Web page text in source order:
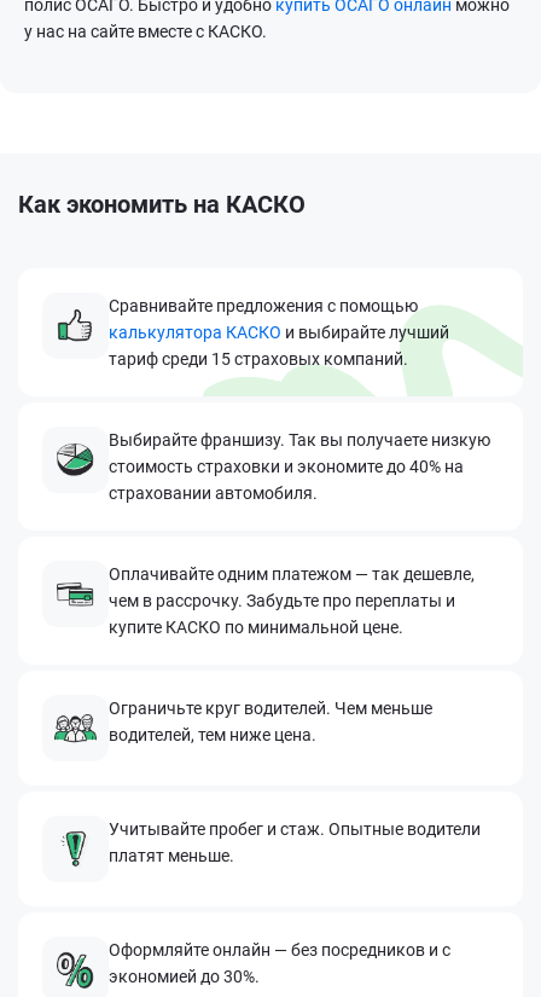
полис ОСАГО. Быстро и удобно купить ОСАГО онлайн можно
у нас на сайте вместе с КАСКО.
Как экономить на КАСКО
Сравнивайте предложения с помощью
калькулятора КАСКО и выбирайте лучший
тариф среди 15 страховых компаний.
Выбирайте франшизу. Так вы получаете низкую
стоимость страховки и экономите до 40% на
страховании автомобиля.
Оплачивайте одним платежом — так дешевле,
чем в рассрочку. Забудьте про переплаты и
купите КАСКО по минимальной цене.
Ограничьте круг водителей. Чем меньше
водителей, тем ниже цена.
Учитывайте пробег и стаж. Опытные водители
платят меньше.
Оформляйте онлайн — без посредников и с
экономией до 30%.